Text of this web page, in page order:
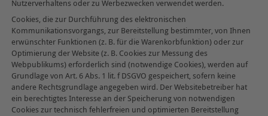
Nutzerverhaltens oder zu Werbezwecken verwendet werden.
Cookies, die zur Durchführung des elektronischen
Kommunikationsvorgangs, zur Bereitstellung bestimmter, von Ihnen
erwünschter Funktionen (z. B. für die Warenkorbfunktion) oder zur
Optimierung der Website (z. B. Cookies zur Messung des
Webpublikums) erforderlich sind (notwendige Cookies), werden auf
Grundlage von Art. 6 Abs. 1 lit. f DSGVO gespeichert, sofern keine
andere Rechtsgrundlage angegeben wird. Der Websitebetreiber hat
ein berechtigtes Interesse an der Speicherung von notwendigen
Cookies zur technisch fehlerfreien und optimierten Bereitstellung